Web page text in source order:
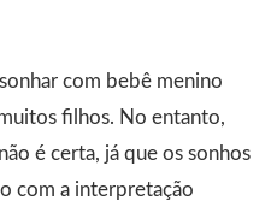
com bebê menino
filhos. No entanto,
é certa, já que os sonhos
com a interpretação